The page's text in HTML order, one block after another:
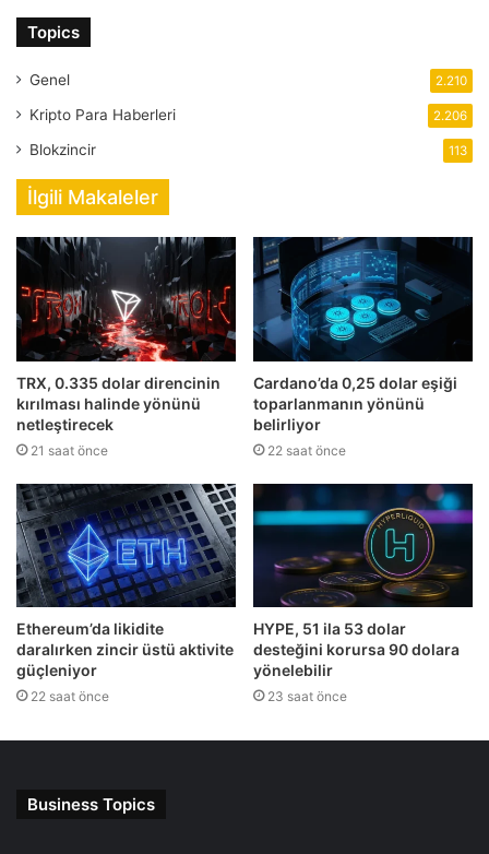
Topics
Genel 2.210
Kripto Para Haberleri 2.206
Blokzincir 113
İlgili Makaleler
TRX, 0.335 dolar direncinin
kırılması halinde yönünü
netleştirecek
21 saat önce
Cardano’da 0,25 dolar eşiği
toparlanmanın yönünü
belirliyor
22 saat önce
Ethereum’da likidite
daralırken zincir üstü aktivite
güçleniyor
22 saat önce
HYPE, 51 ila 53 dolar
desteğini korursa 90 dolara
yönelebilir
23 saat önce
Business Topics